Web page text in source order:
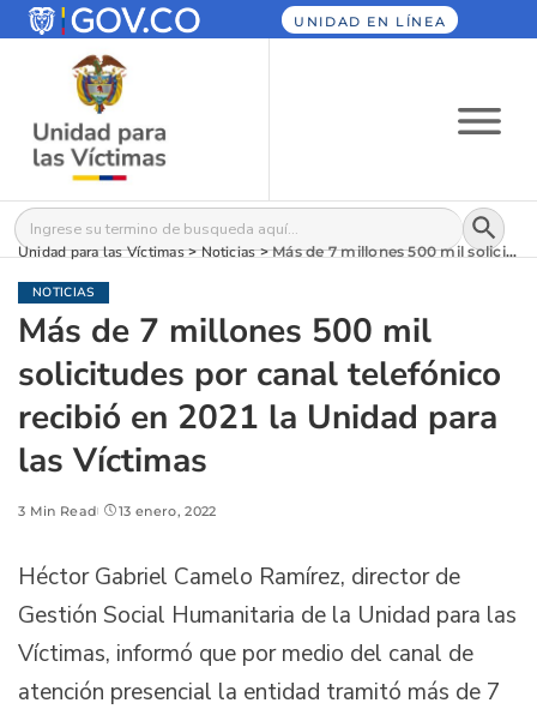
UNIDAD EN LÍNEA
Buscar: Botón
Unidad para las Víctimas>Noticias>Más de 7 millones 500 mil solicitudes por canal telefónico recibió en 2021 la Unidad para las Víctimas
NOTICIAS
Más de 7 millones 500 mil
solicitudes por canal telefónico
recibió en 2021 la Unidad para
las Víctimas
3 Min Read 13 enero, 2022
Héctor Gabriel Camelo Ramírez, director de
Gestión Social Humanitaria de la Unidad para las
Víctimas, informó que por medio del canal de
atención presencial la entidad tramitó más de 7